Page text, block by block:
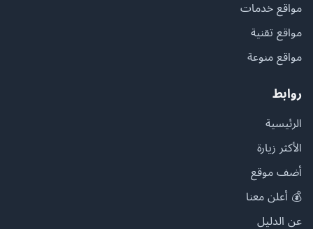
مواقع خدمات
مواقع تقنية
مواقع منوعة
روابط
الرئيسية
الأكثر زيارة
أضف موقع
💰 أعلن معنا
عن الدليل